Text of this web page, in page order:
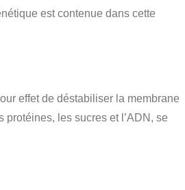
est contenue dans cette
effet de déstabiliser la membrane
les sucres et l’ADN, se